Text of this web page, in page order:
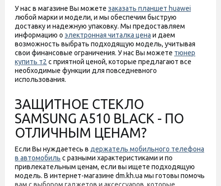
У нас в магазине Вы можете заказать планшет huawei
любой марки и модели, и мы обеспечим быструю
доставку и надежную упаковку. Мы предоставляем
информацию о электронная читалка цена и даем
возможность выбрать подходящую модель, учитывая
свои финансовые ограничения. У нас Вы можете тюнер
купить т2 с приятной ценой, которые предлагают все
необходимые функции для повседневного
использования.
ЗАЩИТНОЕ СТЕКЛО
SAMSUNG A510 BLACK - ПО
ОТЛИЧНЫМ ЦЕНАМ?
Если Вы нуждаетесь в держатель мобильного телефона
в автомобиль с разными характеристиками и по
привлекательным ценам, если вы ищете подходящую
модель. В интернет-магазине dm.kh.ua мы готовы помочь